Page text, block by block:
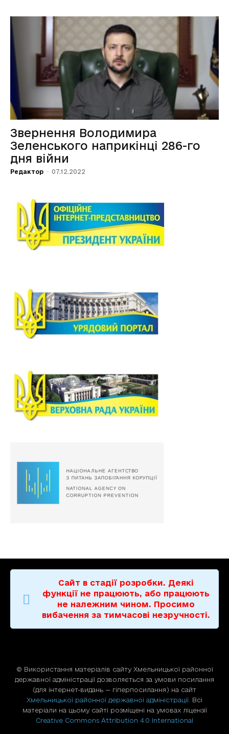
Звернення Володимира
Зеленського наприкінці 286-го
дня війни
Редактор - 07.12.2022
Сайт в стадії розробки. Деякі
функції не працюють, або працюють
не належним чином. Просимо
вибачення за тимчасові незручності.
© Використання матерiалiв сайту Хмельницької районної
державної адміністрації дозволяється за умови посилання
(для iнтернет-видань — гiперпосилання) на сайт
Хмельницької районної державної адміністрації . Всі
матеріали на цьому сайті розміщені на умовах ліцензії
Creative Commons Attribution 4.0 International